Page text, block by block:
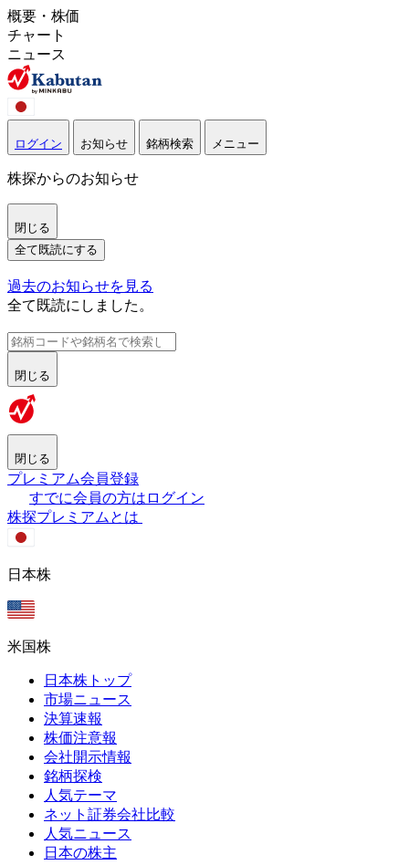
概要・株価
チャート
ニュース
ログイン お知らせ 銘柄検索 メニュー
株探からのお知らせ
閉じる
全て既読にする
過去のお知らせを見る
全て既読にしました。
閉じる
閉じる
プレミアム会員登録
すでに会員の方はログイン
株探プレミアムとは
日本株
米国株
日本株トップ
市場ニュース
決算速報
株価注意報
会社開示情報
銘柄探検
人気テーマ
ネット証券会社比較
人気ニュース
日本の株主